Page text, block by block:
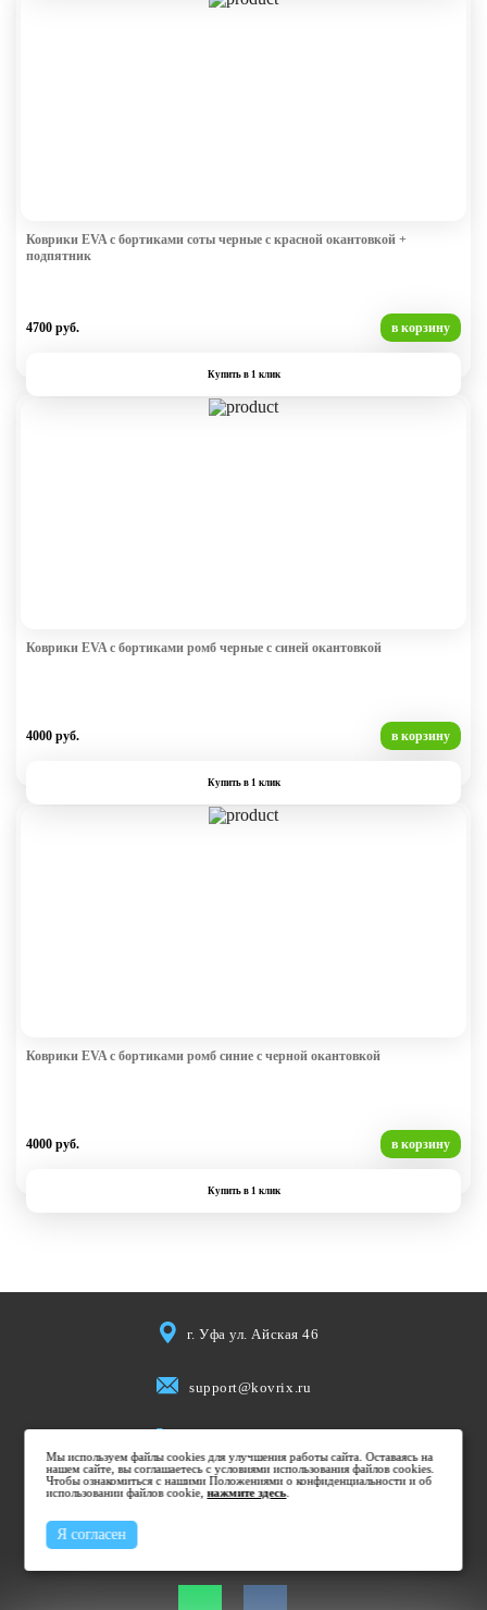
Коврики EVA с бортиками соты черные с красной окантовкой +
подпятник
4700 руб. в корзину
Купить в 1 клик
Коврики EVA с бортиками ромб черные с синей окантовкой
4000 руб. в корзину
Купить в 1 клик
Коврики EVA с бортиками ромб синие с черной окантовкой
4000 руб. в корзину
Купить в 1 клик
г. Уфа ул. Айская 46
support@kovrix.ru
Пн-Пт: 10:00 - 19:00
Мы используем файлы cookies для улучшения работы сайта. Оставаясь на
нашем сайте, вы соглашаетесь с условиями использования файлов cookies.
Чтобы ознакомиться с нашими Положениями о конфиденциальности и об
использовании файлов cookie,нажмите здесь.
Я согласен